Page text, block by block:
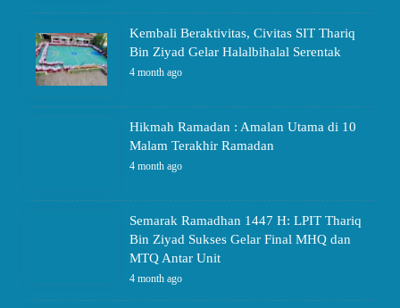
Kembali Beraktivitas, Civitas SIT Thariq
Bin Ziyad Gelar Halalbihalal Serentak
4 month ago
Hikmah Ramadan : Amalan Utama di 10
Malam Terakhir Ramadan
4 month ago
Semarak Ramadhan 1447 H: LPIT Thariq
Bin Ziyad Sukses Gelar Final MHQ dan
MTQ Antar Unit
4 month ago